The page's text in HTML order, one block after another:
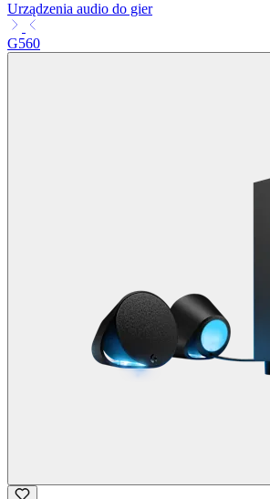
Urządzenia audio do gier
G560